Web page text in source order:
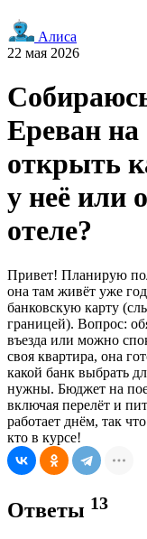
Алиса
22 мая 2026
Ереван на
открыть
у неё или
отеле?
Привет! Планирую
она там живёт уже
банковскую карту
границей). Вопрос:
въезда или можно
своя квартира, она
какой банк выбрать
нужны. Бюджет на
включая перелёт и
работает днём, так
кто в курсе!
Ответы 13